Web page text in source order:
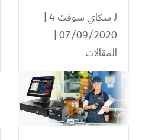
لـسكاي سوفت 4
|
07/09/2020 |
المقالات